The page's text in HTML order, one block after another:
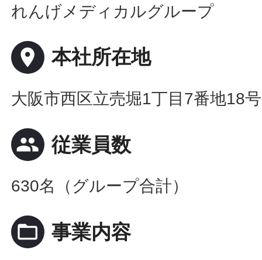
れんげメディカルグループ
place 本社所在地
大阪市西区立売堀1丁目7番地18
people 従業員数
630名（グループ合計）
folder_open 事業内容